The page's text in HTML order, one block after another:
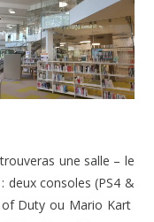
une salle – le
deux consoles (PS4 &
Duty ou Mario Kart